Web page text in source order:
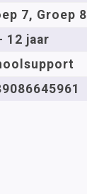
7, Groep 8
12 jaar